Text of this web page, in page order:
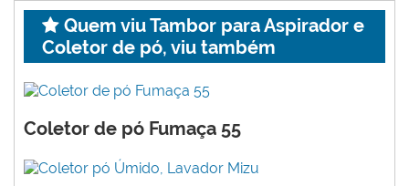
Quem viu Tambor para Aspirador e
Coletor de pó, viu também
Coletor de pó Fumaça 55